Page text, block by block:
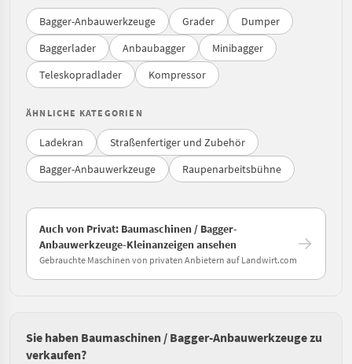
Bagger-Anbauwerkzeuge Grader
Dumper
Baggerlader
Anbaubagger
Minibagger
Teleskopradlader
Kompressor
ÄHNLICHE KATEGORIEN
Ladekran
Straßenfertiger und Zubehör
Bagger-Anbauwerkzeuge
Raupenarbeitsbühne
Auch von Privat: Baumaschinen / Bagger-
Anbauwerkzeuge-Kleinanzeigen ansehen
Gebrauchte Maschinen von privaten Anbietern auf Landwirt.com
Sie haben Baumaschinen / Bagger-Anbauwerkzeuge zu
verkaufen?